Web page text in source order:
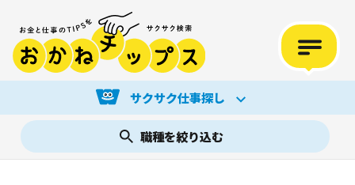
サクサク仕事探し
職種を絞り込む